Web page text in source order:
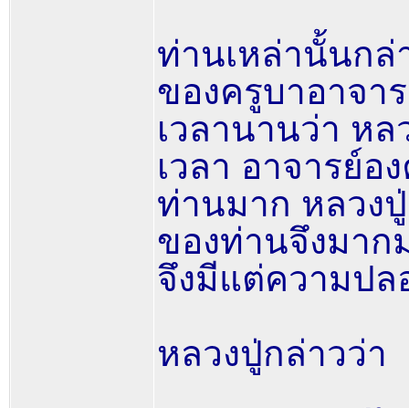
ท่านเหล่านั้นก
ของครูบาอาจา
เวลานานว่า ห
เวลา อาจารย์
ท่านมาก หลวง
ของท่านจึงมา
จึงมีแต่ความป
หลวงปู่กล่าวว่า